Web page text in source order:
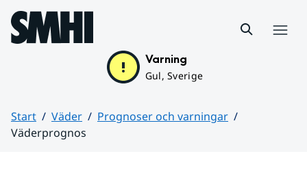
Hoppa till sidans innehåll
Varning
Gul, Sverige
Start Väder
Prognoser och varningar
Väderprognos